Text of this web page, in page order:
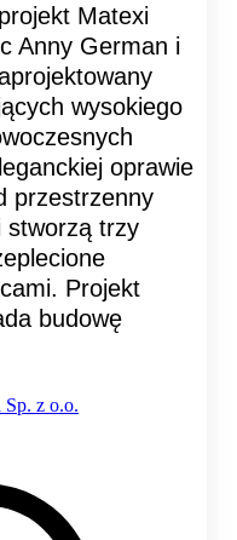
Matexi
Anny German i
wysokiego
oprawie
przestrzenny
stworzą trzy
Projekt
budowę
z o.o.